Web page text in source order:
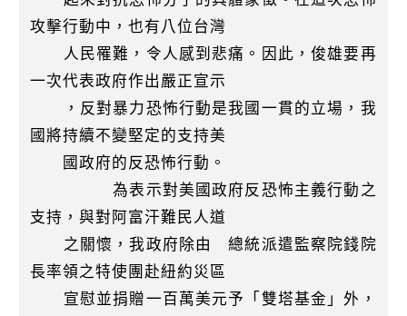
攻擊行動中，也有八位台灣
人民罹難，令人感到悲痛。因此，俊雄要再
一次代表政府作出嚴正宣示
，反對暴力恐怖行動是我國一貫的立場，我
國將持續不變堅定的支持美
國政府的反恐怖行動。
為表示對美國政府反恐怖主義行動之
支持，與對阿富汗難民人道
之關懷，我政府除由 總統派遣監察院錢院
長率領之特使團赴紐約災區
宣慰並捐贈一百萬美元予「雙塔基金」外，